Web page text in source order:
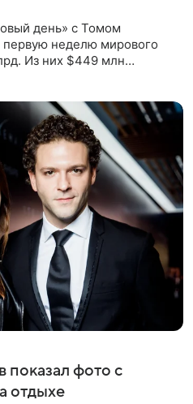
день» с Томом
неделю мирового
Из них $449 млн
показал фото с
отдыхе